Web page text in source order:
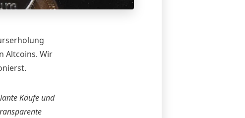
Altcoins. Wir
Käufe und